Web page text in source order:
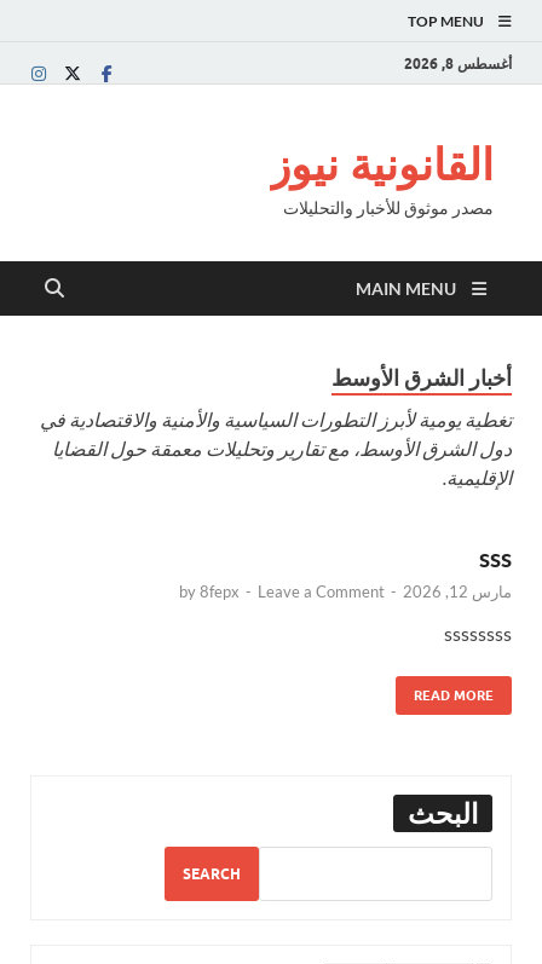
TOP MENU
أغسطس 8, 2026
القانونية نيوز
مصدر موثوق للأخبار والتحليلات
MAIN MENU
أخبار الشرق الأوسط
تغطية يومية لأبرز التطورات السياسية والأمنية والاقتصادية في
دول الشرق الأوسط، مع تقارير وتحليلات معمقة حول القضايا
الإقليمية.
sss
مارس 12, 2026 -
by8fepx - Leave a Comment
ssssssss
READ MORE
البحث
SEARCH